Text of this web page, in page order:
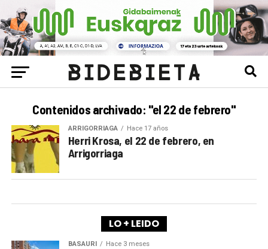
Contenidos archivado: "el 22 de febrero"
ARRIGORRIAGA Hace 17 años
Herri Krosa, el 22 de febrero, en
Arrigorriaga
LO + LEIDO
BASAURI Hace 3 meses